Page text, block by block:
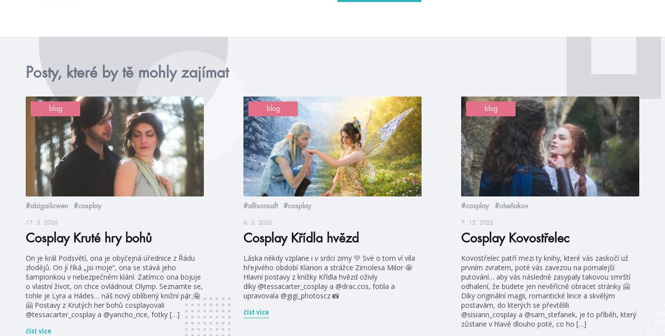
Posty, které by tě mohly zajímat
blog
#abigailowen #cosplay
17. 3. 2026
Cosplay Kruté hry bohů
On je král Podsvětí, ona je obyčejná úřednice z Řádu
zlodějů. On jí říká „jsi moje“, ona se stává jeho
šampionkou v nebezpečném klání. Zatímco ona bojuje
o vlastní život, on chce ovládnout Olymp. Seznamte se,
tohle je Lyra a Hádes… náš nový oblíbený knižní pár 🤩
🤗 Postavy z Krutých her bohů cosplayovali
@tessacarter_cosplay a @yancho_rice, fotky […]
číst více
blog
#allisonsaft #cosplay
6. 3. 2026
Cosplay Křídla hvězd
Láska někdy vzplane i v srdci zimy 💛 Své o tom ví víla
hřejivého období Klarion a strážce Zimolesa Milor 🤩
Hlavní postavy z knížky Křídla hvězd oživly
díky @tessacarter_cosplay a @drac.cos, fotila a
upravovala @gigi_photoscz 📸
číst více
blog
#cosplay #oheňakov
7. 12. 2025
Cosplay Kovostřelec
Kovostřelec patří mezi ty knihy, které vás zaskočí už
prvním zvratem, poté vás zavezou na pomalejší
putování… aby vás následně zasypaly takovou smrští
odhalení, že budete jen nevěřícně obracet stránky 🤗
Díky originální magii, romantické lince a skvělým
postavám, do kterých se převtělili
@sisiann_cosplay a @sam_stefanek, je to příběh, který
zůstane v hlavě dlouho poté, co ho […]